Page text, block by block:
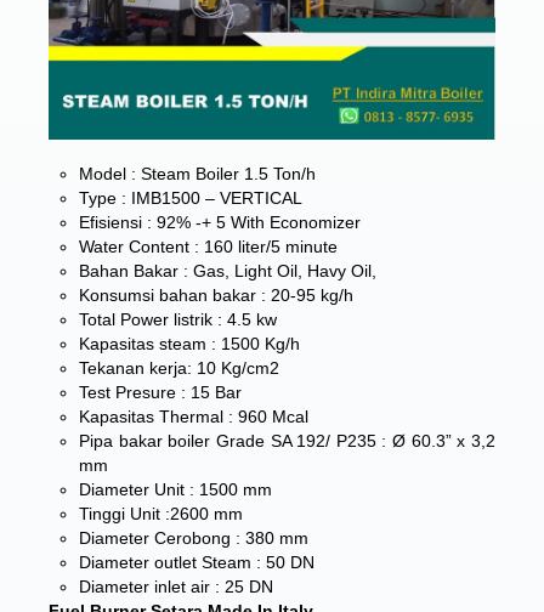
Model : Steam Boiler 1.5 Ton/h
Type : IMB1500 – VERTICAL
Efisiensi : 92% -+ 5 With Economizer
Water Content : 160 liter/5 minute
Bahan Bakar : Gas, Light Oil, Havy Oil,
Konsumsi bahan bakar : 20-95 kg/h
Total Power listrik : 4.5 kw
Kapasitas steam : 1500 Kg/h
Tekanan kerja: 10 Kg/cm2
Test Presure : 15 Bar
Kapasitas Thermal : 960 Mcal
Pipa bakar boiler Grade SA 192/ P235 : Ø 60.3” x 3,2
mm
Diameter Unit : 1500 mm
Tinggi Unit :2600 mm
Diameter Cerobong : 380 mm
Diameter outlet Steam : 50 DN
Diameter inlet air : 25 DN